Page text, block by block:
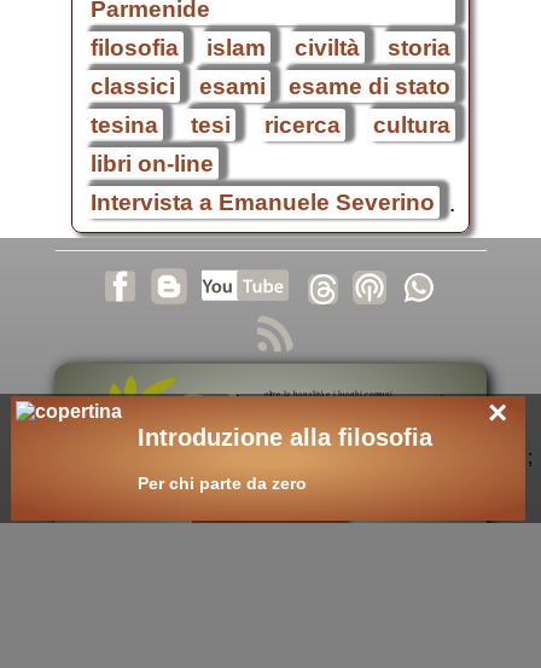
Parmenide
filosofia
islam civiltà
storia
classici
esami
esame di stato
tesina
tesi ricerca
cultura
libri on-line
Intervista a Emanuele Severino
×
Introduzione alla filosofia
Per chi parte da zero
;
::